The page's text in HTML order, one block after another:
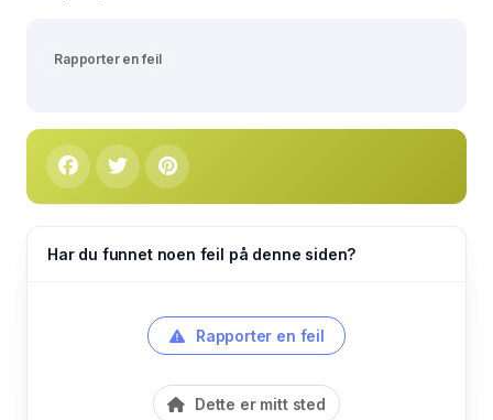
Rapporter en feil
Har du funnet noen feil på denne siden?
Rapporter en feil
Dette er mitt sted